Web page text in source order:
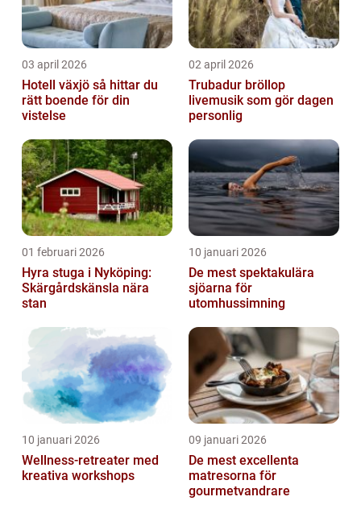
03 april 2026
Hotell växjö så hittar du
rätt boende för din
vistelse
02 april 2026
Trubadur bröllop
livemusik som gör dagen
personlig
01 februari 2026
Hyra stuga i Nyköping:
Skärgårdskänsla nära
stan
10 januari 2026
De mest spektakulära
sjöarna för
utomhussimning
10 januari 2026
Wellness-retreater med
kreativa workshops
09 januari 2026
De mest excellenta
matresorna för
gourmetvandrare